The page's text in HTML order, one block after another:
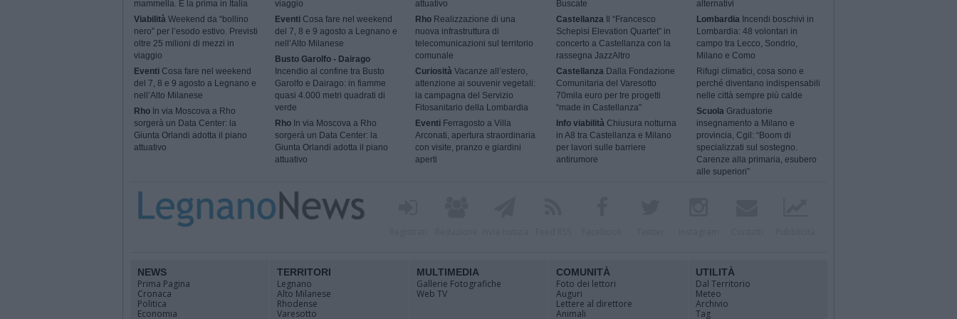
mammella. È la prima in Italia
Viabilità Weekend da “bollino
nero” per l’esodo estivo. Previsti
oltre 25 milioni di mezzi in
viaggio
Eventi Cosa fare nel weekend
del 7, 8 e 9 agosto a Legnano e
nell’Alto Milanese
Rho In via Moscova a Rho
sorgerà un Data Center: la
Giunta Orlandi adotta il piano
attuativo
viaggio
EventiCosa fare nel weekend
del 7, 8 e 9 agosto a Legnano e
nell’Alto Milanese
Busto Garolfo - Dairago
Incendio al confine tra Busto
Garolfo e Dairago: in fiamme
quasi 4.000 metri quadrati di
verde
RhoIn via Moscova a Rho
sorgerà un Data Center: la
Giunta Orlandi adotta il piano
attuativo
attuativo
Rho Realizzazione di una
nuova infrastruttura di
telecomunicazioni sul territorio
comunale
Curiosità Vacanze all’estero,
attenzione ai souvenir vegetali:
la campagna del Servizio
Fitosanitario della Lombardia
Eventi Ferragosto a Villa
Arconati, apertura straordinaria
con visite, pranzo e giardini
aperti
Buscate
CastellanzaIl “Francesco
Schepisi Elevation Quartet” in
concerto a Castellanza con la
rassegna JazzAltro
CastellanzaDalla Fondazione
Comunitaria del Varesotto
70mila euro per tre progetti
“made in Castellanza”
Info viabilitàChiusura notturna
in A8 tra Castellanza e Milano
per lavori sulle barriere
antirumore
alternativi
Lombardia Incendi boschivi in
Lombardia: 48 volontari in
campo tra Lecco, Sondrio,
Milano e Como
Rifugi climatici, cosa sono e
perché diventano indispensabili
nelle città sempre più calde
Scuola Graduatorie
insegnamento a Milano e
provincia, Cgil: “Boom di
specializzati sul sostegno.
Carenze alla primaria, esubero
alle superiori”
NEWS
Prima Pagina
Cronaca
Politica
Economia
TERRITORI
Legnano
Alto Milanese
Rhodense
Varesotto
MULTIMEDIA
Gallerie Fotografiche
Web TV
COMUNITÀ
Foto dei lettori
Auguri
Lettere al direttore
Animali
UTILITÀ
Dal Territorio
Meteo
Archivio
Tag